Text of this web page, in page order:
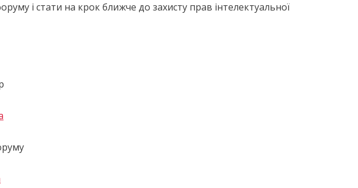
і стати на крок ближче до захисту прав інтелектуальної